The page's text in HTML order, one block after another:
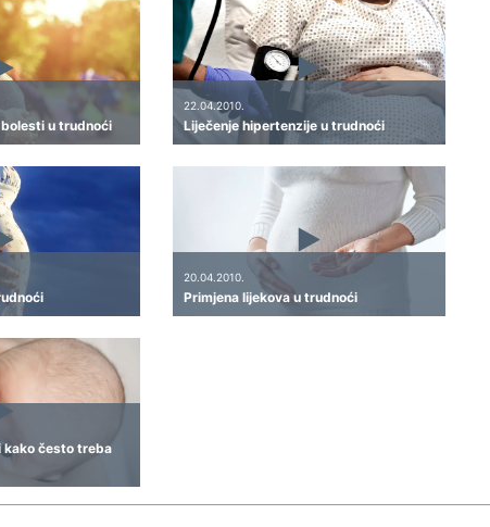
u trudnoći
22.04.2010.
Liječenje hipertenzije u trudnoći
20.04.2010.
Primjena lijekova u trudnoći
kako često treba